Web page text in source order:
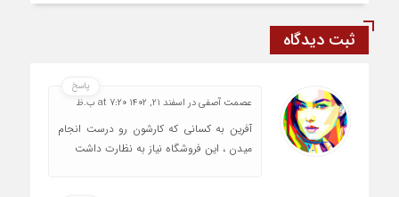
ثبت دیدگاه
عصمت آصفیدر اسفند 21, 1402 at 7:20 ب.ظ
آفرین به کسانی که کارشون رو درست انجام
میدن ، این فروشگاه نیاز به نظارت داشت
پاسخ